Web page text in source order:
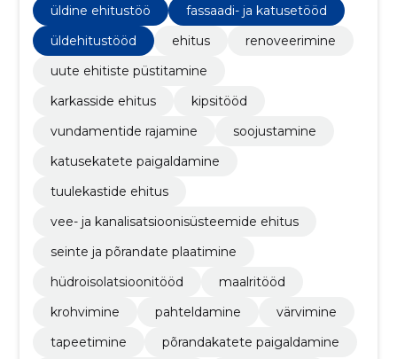
üldine ehitustöö
fassaadi- ja katusetööd
üldehitustööd
ehitus
renoveerimine
uute ehitiste püstitamine
karkasside ehitus
kipsitööd
vundamentide rajamine
soojustamine
katusekatete paigaldamine
tuulekastide ehitus
vee- ja kanalisatsioonisüsteemide ehitus
seinte ja põrandate plaatimine
hüdroisolatsioonitööd
maalritööd
krohvimine
pahteldamine
värvimine
tapeetimine
põrandakatete paigaldamine